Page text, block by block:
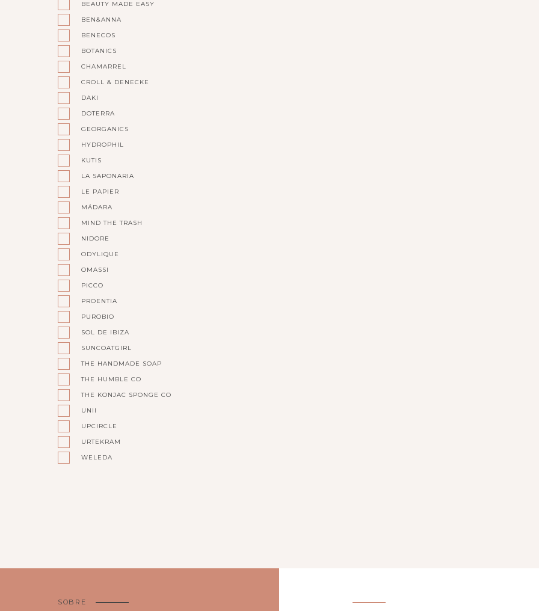
BEAUTY MADE EASY
BEN&ANNA
BENECOS
BOTANICS
CHAMARREL
CROLL & DENECKE
DAKI
DOTERRA
GEORGANICS
HYDROPHIL
KUTIS
LA SAPONARIA
LE PAPIER
MÁDARA
MIND THE TRASH
NIDORE
ODYLIQUE
OMASSI
PICCO
PROENTIA
PUROBIO
SOL DE IBIZA
SUNCOATGIRL
THE HANDMADE SOAP
THE HUMBLE CO
THE KONJAC SPONGE CO
UNII
UPCIRCLE
URTEKRAM
WELEDA
SOBRE